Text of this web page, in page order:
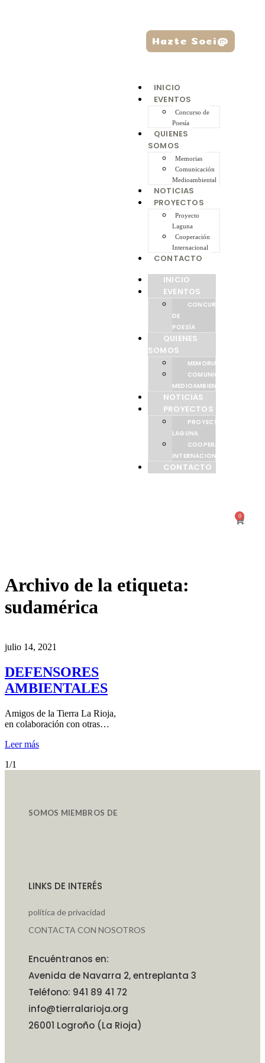
INICIO
EVENTOS
Concurso de
Poesía
QUIENES
SOMOS
Memorias
Comunicación
Medioambiental
NOTICIAS
PROYECTOS
Proyecto
Laguna
Cooperación
Internacional
CONTACTO
INICIO
EVENTOS
CONCURSO
DE
POESÍA
QUIENES
SOMOS
MEMORIAS
COMUNICACIÓN
MEDIOAMBIENTAL
NOTICIAS
PROYECTOS
PROYECTO
LAGUNA
COOPERACIÓN
INTERNACIONAL
CONTACTO
0
Hazte Soci@
Archivo de la etiqueta:
sudamérica
julio 14, 2021
DEFENSORES
AMBIENTALES
Amigos de la Tierra La Rioja,
en colaboración con otras…
Leer más
1/1
SOMOS MIEMBROS DE
LINKS DE INTERÉS
política de privacidad
CONTACTA CON NOSOTROS
Encuéntranos en:
Avenida de Navarra 2, entreplanta 3
Teléfono: 941 89 41 72
info@tierralarioja.org
26001 Logroño (La Rioja)